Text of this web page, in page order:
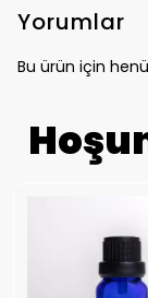
Yorumlar
Bu ürün için